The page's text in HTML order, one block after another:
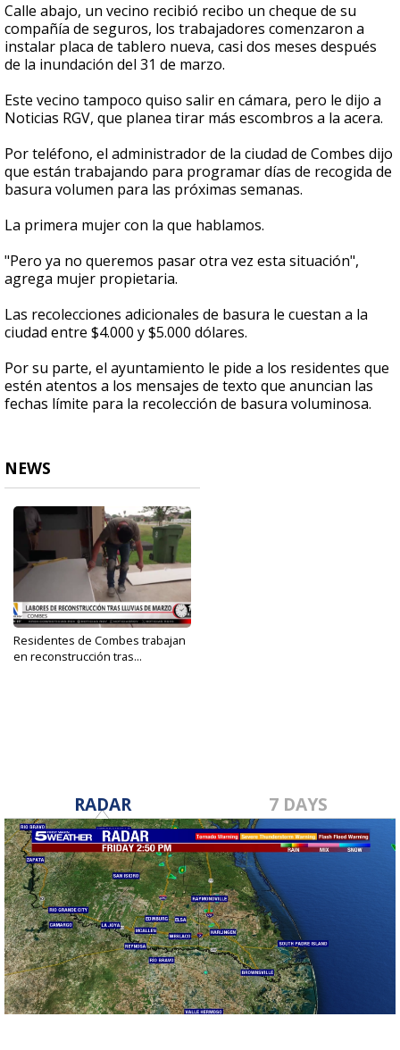
Calle abajo, un vecino recibió recibo un cheque de su
compañía de seguros, los trabajadores comenzaron a
instalar placa de tablero nueva, casi dos meses después
de la inundación del 31 de marzo.
Este vecino tampoco quiso salir en cámara, pero le dijo a
Noticias RGV, que planea tirar más escombros a la acera.
Por teléfono, el administrador de la ciudad de Combes dijo
que están trabajando para programar días de recogida de
basura volumen para las próximas semanas.
La primera mujer con la que hablamos.
"Pero ya no queremos pasar otra vez esta situación",
agrega mujer propietaria.
Las recolecciones adicionales de basura le cuestan a la
ciudad entre $4.000 y $5.000 dólares.
Por su parte, el ayuntamiento le pide a los residentes que
estén atentos a los mensajes de texto que anuncian las
fechas límite para la recolección de basura voluminosa.
NEWS
Residentes de Combes trabajan
en reconstrucción tras...
RADAR 7 DAYS